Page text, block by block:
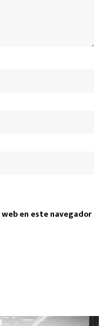
en este navegador